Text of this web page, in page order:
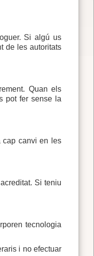
Si algú us
de les autoritats
Quan els
pot fer sense la
cap canvi en les
Si teniu
tecnologia
i no efectuar